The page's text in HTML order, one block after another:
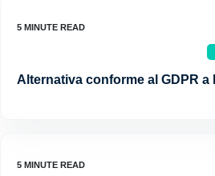
Alternativa conforme al GDPR a